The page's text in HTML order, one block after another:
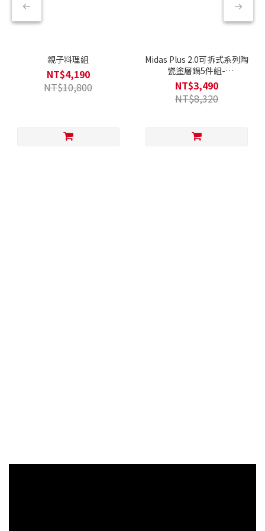
親子料理組
NT$4,190
NT$10,800
Midas Plus 2.0可拆式系列陶
瓷塗層鍋5件組-
Chouchou(Q導全覆底/IH爐
可用，不挑爐具)
NT$3,490
NT$8,320